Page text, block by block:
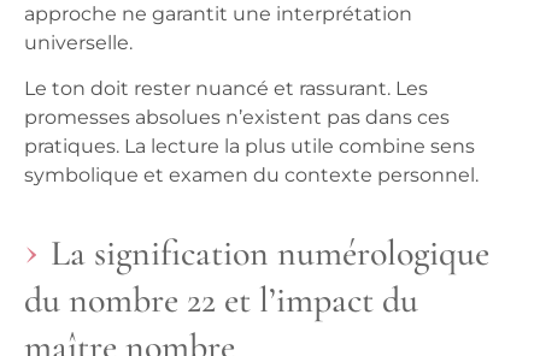
approche ne garantit une interprétation
universelle.
Le ton doit rester nuancé et rassurant. Les
promesses absolues n’existent pas dans ces
pratiques. La lecture la plus utile combine sens
symbolique et examen du contexte personnel.
La signification numérologique
du nombre 22 et l’impact du
maître nombre